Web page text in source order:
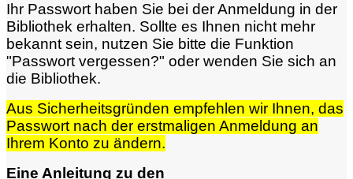
Ihr Passwort haben Sie bei der Anmeldung in der
Bibliothek erhalten. Sollte es Ihnen nicht mehr
bekannt sein, nutzen Sie bitte die Funktion
"Passwort vergessen?" oder wenden Sie sich an
die Bibliothek.
Aus Sicherheitsgründen empfehlen wir Ihnen, das
Passwort nach der erstmaligen Anmeldung an
Ihrem Konto zu ändern.
Eine Anleitung zu den